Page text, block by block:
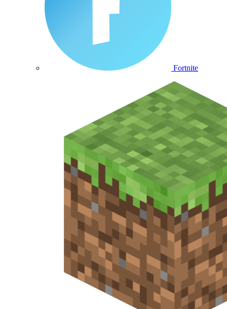
Fortnite